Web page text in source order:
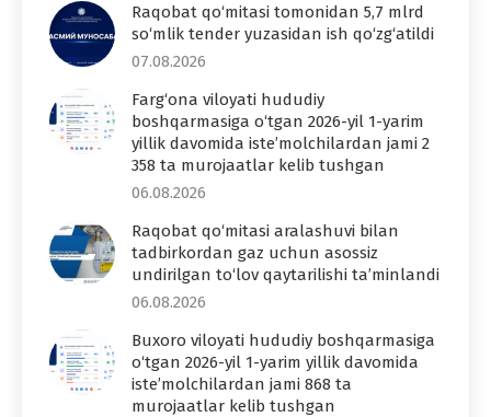
Raqobat qo‘mitasi tomonidan 5,7 mlrd
so‘mlik tender yuzasidan ish qo‘zg‘atildi
07.08.2026
Farg‘ona viloyati hududiy
boshqarmasiga o‘tgan 2026-yil 1-yarim
yillik davomida iste’molchilardan jami 2
358 ta murojaatlar kelib tushgan
06.08.2026
Raqobat qo‘mitasi aralashuvi bilan
tadbirkordan gaz uchun asossiz
undirilgan to‘lov qaytarilishi ta’minlandi
06.08.2026
Buxoro viloyati hududiy boshqarmasiga
o‘tgan 2026-yil 1-yarim yillik davomida
iste’molchilardan jami 868 ta
murojaatlar kelib tushgan